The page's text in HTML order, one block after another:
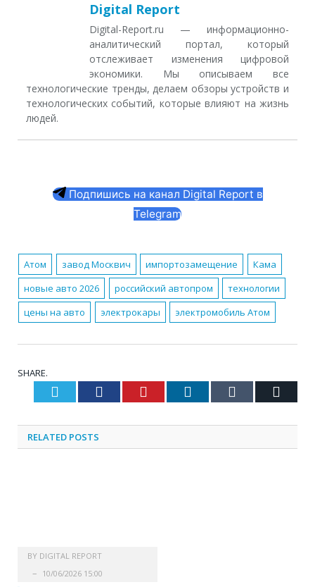
Digital Report
Digital-Report.ru — информационно-
аналитический портал, который
отслеживает изменения цифровой
экономики. Мы описываем все
технологические тренды, делаем обзоры устройств и
технологических событий, которые влияют на жизнь
людей.
Подпишись на канал Digital Report в
Telegram
Атом завод Москвич импортозамещение
Кама
новые авто 2026
российский автопром
технологии
цены на авто
электрокары электромобиль Атом
SHARE.
Twitter Facebook Pinterest LinkedIn Tumblr
RELATED POSTS
BY DIGITAL REPORT
10/06/2026 15:00